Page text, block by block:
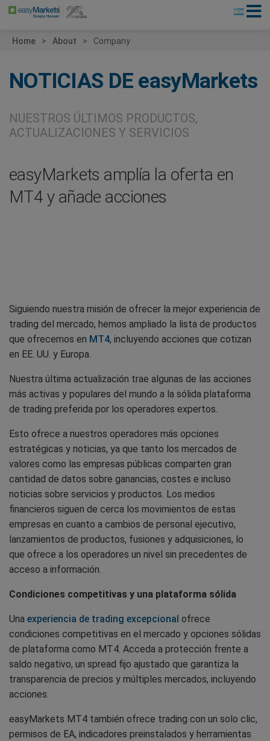
Home About Company
NOTICIAS DE easyMarkets
NUESTROS ÚLTIMOS PRODUCTOS,
ACTUALIZACIONES Y SERVICIOS
easyMarkets amplía la oferta en
MT4 y añade acciones
Siguiendo nuestra misión de ofrecer la mejor experiencia de
trading del mercado, hemos ampliado la lista de productos
que ofrecemos en MT4, incluyendo acciones que cotizan
en EE. UU. y Europa.
Nuestra última actualización trae algunas de las acciones
más activas y populares del mundo a la sólida plataforma
de trading preferida por los operadores expertos.
Esto ofrece a nuestros operadores más opciones
estratégicas y noticias, ya que tanto los mercados de
valores como las empresas públicas comparten gran
cantidad de datos sobre ganancias, costes e incluso
noticias sobre servicios y productos. Los medios
financieros siguen de cerca los movimientos de estas
empresas en cuanto a cambios de personal ejecutivo,
lanzamientos de productos, fusiones y adquisiciones, lo
que ofrece a los operadores un nivel sin precedentes de
acceso a información.
Condiciones competitivas y una plataforma sólida
Una experiencia de trading excepcional ofrece
condiciones competitivas en el mercado y opciones sólidas
de plataforma como MT4. Acceda a protección frente a
saldo negativo, un spread fijo ajustado que garantiza la
transparencia de precios y múltiples mercados, incluyendo
acciones.
easyMarkets MT4 también ofrece trading con un solo clic,
permisos de EA, indicadores preinstalados y herramientas